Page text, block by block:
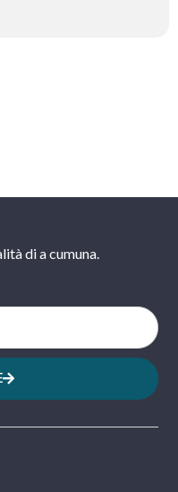
di a cumuna.